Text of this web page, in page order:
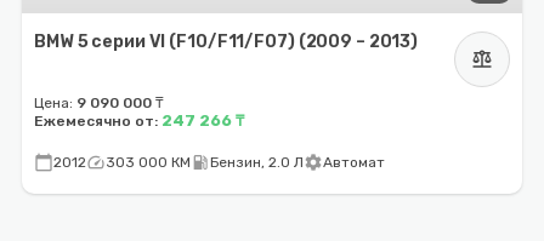
BMW 5 серии VI (F10/F11/F07) (2009 – 2013)
balance
Цена: 9 090 000 ₸
Ежемесячно от: 247 266 ₸
calendar_today2012speed303 000 КМ local_gas_stationБензин, 2.0 ЛsettingsАвтомат